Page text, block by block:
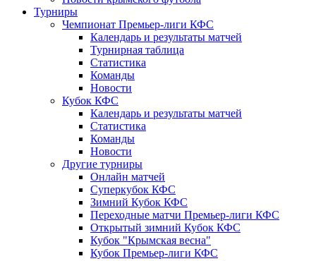
Турниры
Чемпионат Премьер-лиги КФС
Календарь и результаты матчей
Турнирная таблица
Статистика
Команды
Новости
Кубок КФС
Календарь и результаты матчей
Статистика
Команды
Новости
Другие турниры
Онлайн матчей
Суперкубок КФС
Зимний Кубок КФС
Переходные матчи Премьер-лиги КФС
Открытый зимний Кубок КФС
Кубок "Крымская весна"
Кубок Премьер-лиги КФС